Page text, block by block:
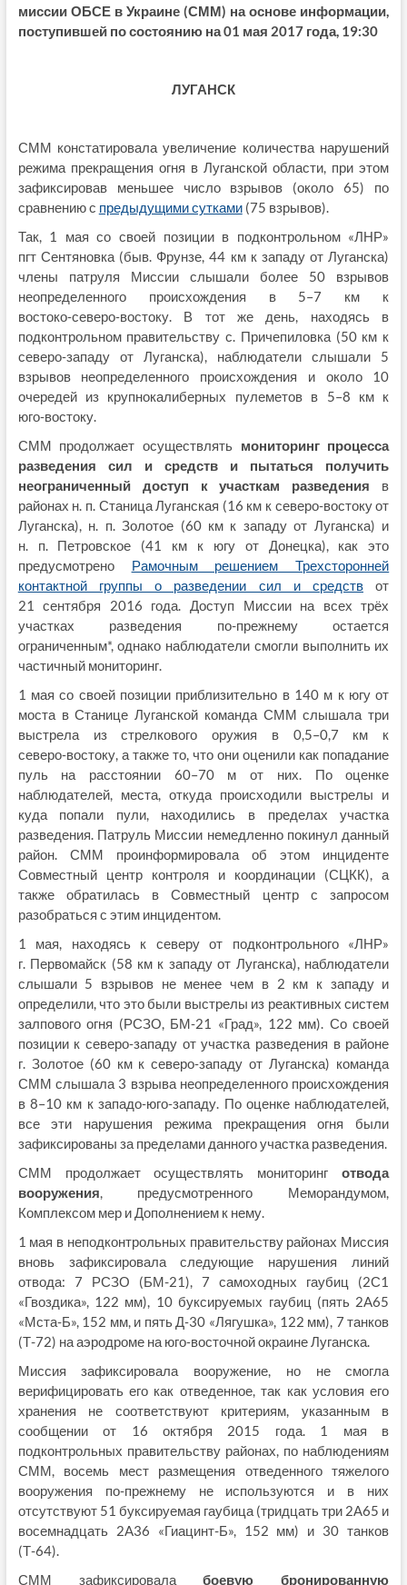
миссии ОБСЕ в Украине (СММ) на основе информации,
поступившей по состоянию на 01 мая 2017 года, 19:30
ЛУГАНСК
СММ констатировала увеличение количества нарушений
режима прекращения огня в Луганской области, при этом
зафиксировав меньшее число взрывов (около 65) по
сравнению с предыдущими сутками(75 взрывов).
Так, 1 мая со своей позиции в подконтрольном «ЛНР»
пгт Сентяновка (быв. Фрунзе, 44 км к западу от Луганска)
члены патруля Миссии слышали более 50 взрывов
неопределенного происхождения в 5–7 км к
востоко‑северо‑востоку. В тот же день, находясь в
подконтрольном правительству с. Причепиловка (50 км к
северо‑западу от Луганска), наблюдатели слышали 5
взрывов неопределенного происхождения и около 10
очередей из крупнокалиберных пулеметов в 5–8 км к
юго‑востоку.
СММ продолжает осуществлять мониторинг процесса
разведения сил и средств и пытаться получить
неограниченный доступ к участкам разведения в
районах н. п. Станица Луганская (16 км к северо‑востоку от
Луганска), н. п. Золотое (60 км к западу от Луганска) и
н. п. Петровское (41 км к югу от Донецка), как это
предусмотрено Рамочным решением Трехсторонней
контактной группы о разведении сил и средств от
21 сентября 2016 года. Доступ Миссии на всех трёх
участках разведения по-прежнему остается
ограниченным*, однако наблюдатели смогли выполнить их
частичный мониторинг.
1 мая со своей позиции приблизительно в 140 м к югу от
моста в Станице Луганской команда СММ слышала три
выстрела из стрелкового оружия в 0,5–0,7 км к
северо‑востоку, а также то, что они оценили как попадание
пуль на расстоянии 60–70 м от них. По оценке
наблюдателей, места, откуда происходили выстрелы и
куда попали пули, находились в пределах участка
разведения. Патруль Миссии немедленно покинул данный
район. СММ проинформировала об этом инциденте
Совместный центр контроля и координации (СЦКК), а
также обратилась в Совместный центр с запросом
разобраться с этим инцидентом.
1 мая, находясь к северу от подконтрольного «ЛНР»
г. Первомайск (58 км к западу от Луганска), наблюдатели
слышали 5 взрывов не менее чем в 2 км к западу и
определили, что это были выстрелы из реактивных систем
залпового огня (РСЗО, БМ‑21 «Град», 122 мм). Со своей
позиции к северо‑западу от участка разведения в районе
г. Золотое (60 км к северо‑западу от Луганска) команда
СММ слышала 3 взрыва неопределенного происхождения
в 8–10 км к западо‑юго‑западу. По оценке наблюдателей,
все эти нарушения режима прекращения огня были
зафиксированы за пределами данного участка разведения.
СММ продолжает осуществлять мониторинготвода
вооружения, предусмотренного Меморандумом,
Комплексом мер и Дополнением к нему.
1 мая в неподконтрольных правительству районах Миссия
вновь зафиксировала следующие нарушения линий
отвода: 7 РСЗО (БМ-21), 7 самоходных гаубиц (2С1
«Гвоздика», 122 мм), 10 буксируемых гаубиц (пять 2A65
«Мста-Б», 152 мм, и пять Д‑30 «Лягушка», 122 мм), 7 танков
(Т-72) на аэродроме на юго‑восточной окраине Луганска.
Миссия зафиксировала вооружение, но не смогла
верифицировать его как отведенное, так как условия его
хранения не соответствуют критериям, указанным в
сообщении от 16 октября 2015 года. 1 мая в
подконтрольных правительству районах, по наблюдениям
СММ, восемь мест размещения отведенного тяжелого
вооружения по‑прежнему не используются и в них
отсутствуют 51 буксируемая гаубица (тридцать три 2А65 и
восемнадцать 2A36 «Гиацинт-Б», 152 мм) и 30 танков
(Т-64).
СММ зафиксировалабоевую бронированную